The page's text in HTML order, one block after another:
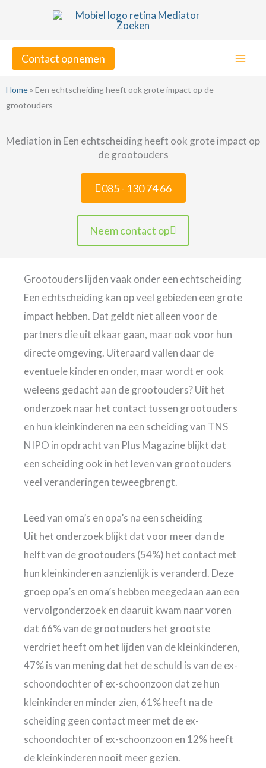
inhoudContact opnemen
Home » Een echtscheiding heeft ook grote impact op de
grootouders
Mediation in Een echtscheiding heeft ook grote impact op
de grootouders
085 - 130 74 66
Neem contact op
Grootouders lijden vaak onder een echtscheiding
Een echtscheiding kan op veel gebieden een grote
impact hebben. Dat geldt niet alleen voor de
partners die uit elkaar gaan, maar ook voor hun
directe omgeving. Uiteraard vallen daar de
eventuele kinderen onder, maar wordt er ook
weleens gedacht aan de grootouders? Uit het
onderzoek naar het contact tussen grootouders
en hun kleinkinderen na een scheiding van TNS
NIPO in opdracht van Plus Magazine blijkt dat
een scheiding ook in het leven van grootouders
veel veranderingen teweegbrengt.
Leed van oma’s en opa’s na een scheiding
Uit het onderzoek blijkt dat voor meer dan de
helft van de grootouders (54%) het contact met
hun kleinkinderen aanzienlijk is veranderd. Deze
groep opa’s en oma’s hebben meegedaan aan een
vervolgonderzoek en daaruit kwam naar voren
dat 66% van de grootouders het grootste
verdriet heeft om het lijden van de kleinkinderen,
47% is van mening dat het de schuld is van de ex-
schoondochter of ex-schoonzoon dat ze hun
kleinkinderen minder zien, 61% heeft na de
scheiding geen contact meer met de ex-
schoondochter of ex-schoonzoon en 12% heeft
de kleinkinderen nooit meer gezien.